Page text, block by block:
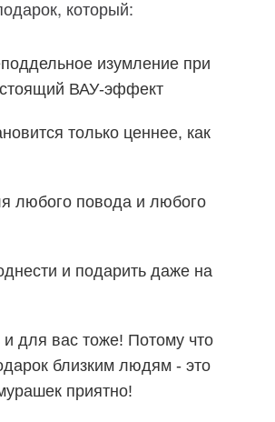
который:
изумление при
ВАУ-эффект
только ценнее, как
любого повода и любого
и подарить даже на
для вас тоже! Потому что
близким людям - это
приятно!